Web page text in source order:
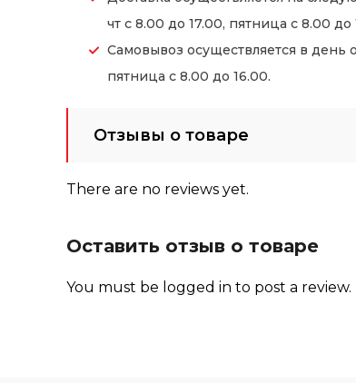
чт с 8.00 до 17.00, пятница с 8.00
Самовывоз осуществляется в день
пятница с 8.00 до 16.00.
Отзывы о товаре
There are no reviews yet.
Оставить отзыв о товаре
You must be logged in to post a review.